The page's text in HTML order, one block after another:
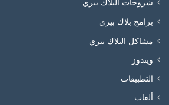
شروحات البلاك بيري
برامج بلاك بيري
مشاكل البلاك بيري
ويندوز
التطبيقات
ألعاب